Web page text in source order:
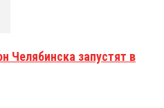
Челябинска запустят в